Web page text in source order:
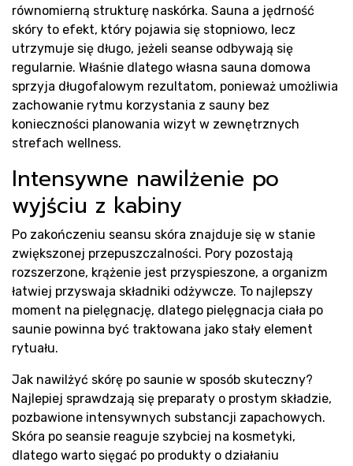
równomierną strukturę naskórka. Sauna a jędrność
skóry to efekt, który pojawia się stopniowo, lecz
utrzymuje się długo, jeżeli seanse odbywają się
regularnie. Właśnie dlatego własna sauna domowa
sprzyja długofalowym rezultatom, ponieważ umożliwia
zachowanie rytmu korzystania z sauny bez
konieczności planowania wizyt w zewnętrznych
strefach wellness.
Intensywne nawilżenie po
wyjściu z kabiny
Po zakończeniu seansu skóra znajduje się w stanie
zwiększonej przepuszczalności. Pory pozostają
rozszerzone, krążenie jest przyspieszone, a organizm
łatwiej przyswaja składniki odżywcze. To najlepszy
moment na pielęgnację, dlatego pielęgnacja ciała po
saunie powinna być traktowana jako stały element
rytuału.
Jak nawilżyć skórę po saunie w sposób skuteczny?
Najlepiej sprawdzają się preparaty o prostym składzie,
pozbawione intensywnych substancji zapachowych.
Skóra po seansie reaguje szybciej na kosmetyki,
dlatego warto sięgać po produkty o działaniu